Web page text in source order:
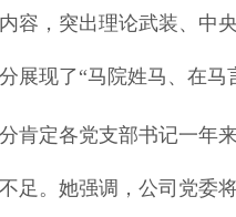
容，突出理论武装、中
展现了“马院姓马、在
肯定各党支部书记一年
足。她强调，公司党委